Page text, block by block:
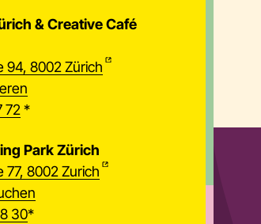
& Creative Café
94, 8002 Zürich
72 *
Park Zürich
77, 8002 Zurich
30*